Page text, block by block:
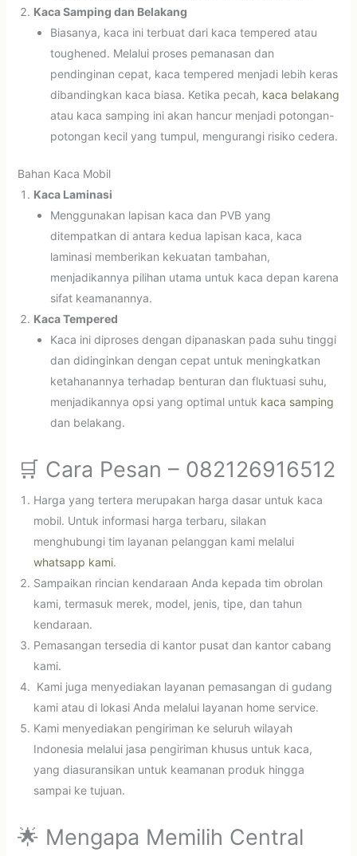
Kaca Samping dan Belakang
Biasanya, kaca ini terbuat dari kaca tempered atau
toughened. Melalui proses pemanasan dan
pendinginan cepat, kaca tempered menjadi lebih keras
dibandingkan kaca biasa. Ketika pecah, kaca belakang
atau kaca samping ini akan hancur menjadi potongan-
potongan kecil yang tumpul, mengurangi risiko cedera.
Bahan Kaca Mobil
Kaca Laminasi
Menggunakan lapisan kaca dan PVB yang
ditempatkan di antara kedua lapisan kaca, kaca
laminasi memberikan kekuatan tambahan,
menjadikannya pilihan utama untuk kaca depan karena
sifat keamanannya.
Kaca Tempered
Kaca ini diproses dengan dipanaskan pada suhu tinggi
dan didinginkan dengan cepat untuk meningkatkan
ketahanannya terhadap benturan dan fluktuasi suhu,
menjadikannya opsi yang optimal untuk kaca samping
dan belakang.
🛒 Cara Pesan – 082126916512
Harga yang tertera merupakan harga dasar untuk kaca
mobil. Untuk informasi harga terbaru, silakan
menghubungi tim layanan pelanggan kami melalui
whatsapp kami.
Sampaikan rincian kendaraan Anda kepada tim obrolan
kami, termasuk merek, model, jenis, tipe, dan tahun
kendaraan.
Pemasangan tersedia di kantor pusat dan kantor cabang
kami.
Kami juga menyediakan layanan pemasangan di gudang
kami atau di lokasi Anda melalui layanan home service.
Kami menyediakan pengiriman ke seluruh wilayah
Indonesia melalui jasa pengiriman khusus untuk kaca,
yang diasuransikan untuk keamanan produk hingga
sampai ke tujuan.
🌟 Mengapa Memilih Central